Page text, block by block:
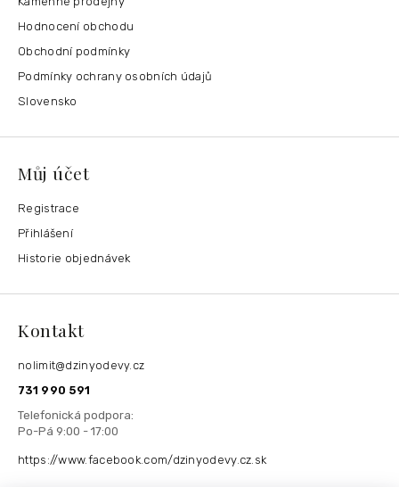
Hodnocení obchodu
Obchodní podmínky
Podmínky ochrany osobních údajů
Slovensko
Můj účet
Registrace
Přihlášení
Historie objednávek
Kontakt
nolimit@dzinyodevy.cz
731 990 591
https://www.facebook.com/dzinyodevy.cz.sk